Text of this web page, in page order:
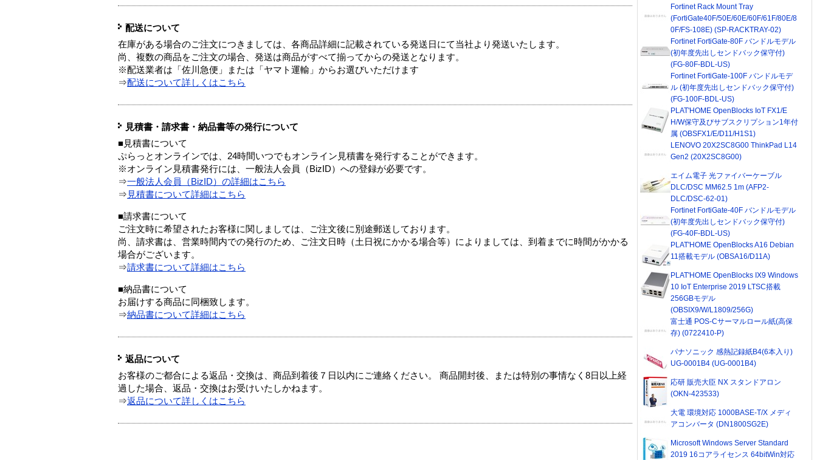
配送について
在庫がある場合のご注文につきましては、各商品詳細に記載されている発送日にて当社より発送いたします。
尚、複数の商品をご注文の場合、発送は商品がすべて揃ってからの発送となります。
※配送業者は「佐川急便」または「ヤマト運輸」からお選びいただけます
⇒配送について詳しくはこちら
見積書・請求書・納品書等の発行について
■見積書について
ぷらっとオンラインでは、24時間いつでもオンライン見積書を発行することができます。
※オンライン見積書発行には、一般法人会員（BizID）への登録が必要です。
⇒一般法人会員（BizID）の詳細はこちら
⇒ 見積書について詳細はこちら
■請求書について
ご注文時に希望されたお客様に関しましては、ご注文後に別途郵送しております。
尚、請求書は、営業時間内での発行のため、ご注文日時（土日祝にかかる場合等）によりましては、到着までに時間がかかる
場合がございます。
⇒請求書について詳細はこちら
■納品書について
お届けする商品に同梱致します。
⇒納品書について詳細はこちら
返品について
お客様のご都合による返品・交換は、商品到着後７日以内にご連絡ください。 商品開封後、または特別の事情なく8日以上経
過した場合、返品・交換はお受けいたしかねます。
⇒返品について詳しくはこちら
Fortinet Rack Mount Tray
(FortiGate40F/50E/60E/60F/61F/80E/8
0F/FS-108E) (SP-RACKTRAY-02)
Fortinet FortiGate-80F バンドルモデル
(初年度先出しセンドバック保守付)
(FG-80F-BDL-US)
Fortinet FortiGate-100F バンドルモデ
ル (初年度先出しセンドバック保守付)
(FG-100F-BDL-US)
PLAT'HOME OpenBlocks IoT FX1/E
H/W保守及びサブスクリプション1年付
属 (OBSFX1/E/D11/H1S1)
LENOVO 20X2SC8G00 ThinkPad L14
Gen2 (20X2SC8G00)
エイム電子 光ファイバーケーブル
DLC/DSC MM62.5 1m (AFP2-
DLC/DSC-62-01)
Fortinet FortiGate-40F バンドルモデル
(初年度先出しセンドバック保守付)
(FG-40F-BDL-US)
PLAT'HOME OpenBlocks A16 Debian
11搭載モデル (OBSA16/D11A)
PLAT'HOME OpenBlocks IX9 Windows
10 IoT Enterprise 2019 LTSC搭載
256GBモデル
(OBSIX9/W/L1809/256G)
富士通 POS-Cサーマルロール紙(高保
存) (0722410-P)
パナソニック 感熱記録紙B4(6本入り)
UG-0001B4 (UG-0001B4)
応研 販売大臣 NX スタンドアロン
(OKN-423533)
大電 環境対応 1000BASE-T/X メディ
アコンバータ (DN1800SG2E)
Microsoft Windows Server Standard
2019 16コアライセンス 64bitWin対応